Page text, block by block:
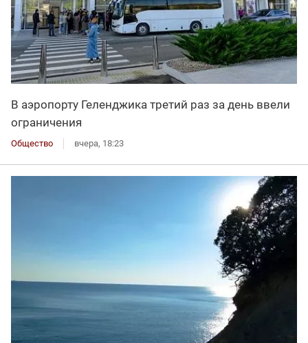
В аэропорту Геленджика третий раз за день ввели
ограничения
Общество вчера, 18:23